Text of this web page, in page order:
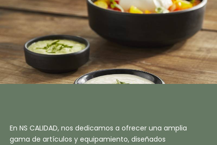
En NS CALIDAD, nos dedicamos a ofrecer una amplia
gama de artículos y equipamiento, diseñados